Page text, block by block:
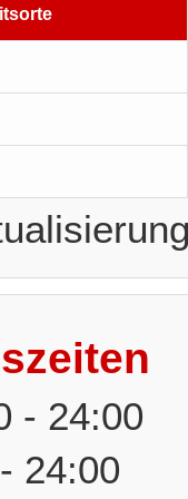
- 24:00
24:00